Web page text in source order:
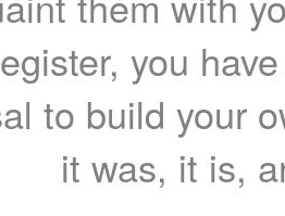
you
to build your
it was, it is,